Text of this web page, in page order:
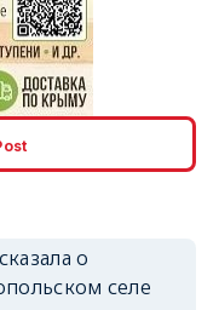
erid: 2SDnjdPjgYS
erid: 2SDnjdvhGXG
о
селе